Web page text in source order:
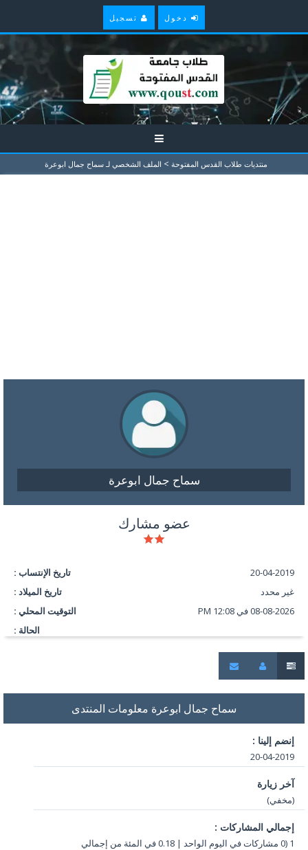
دخول تسجيل
منتديات طلاب القدس المفتوحة > الملف الشخصي لـ سماح جمال ابوعرة
سماح جمال ابوعرة
عضو مشارك
تاريخ الإنتساب :
20-04-2019
تاريخ الميلاد :
غير محدد
التوقيت المحلي :
08-08-2026 في 12:08 PM
الحالة :
سماح جمال ابوعرة معلومات المنتدى
إنضم إلينا :
20-04-2019
آخر زيارة
(مخفي)
إجمالي المشاركات :
1 (0 مشاركات في اليوم الواحد | 0.18 في المئة من إجمالي